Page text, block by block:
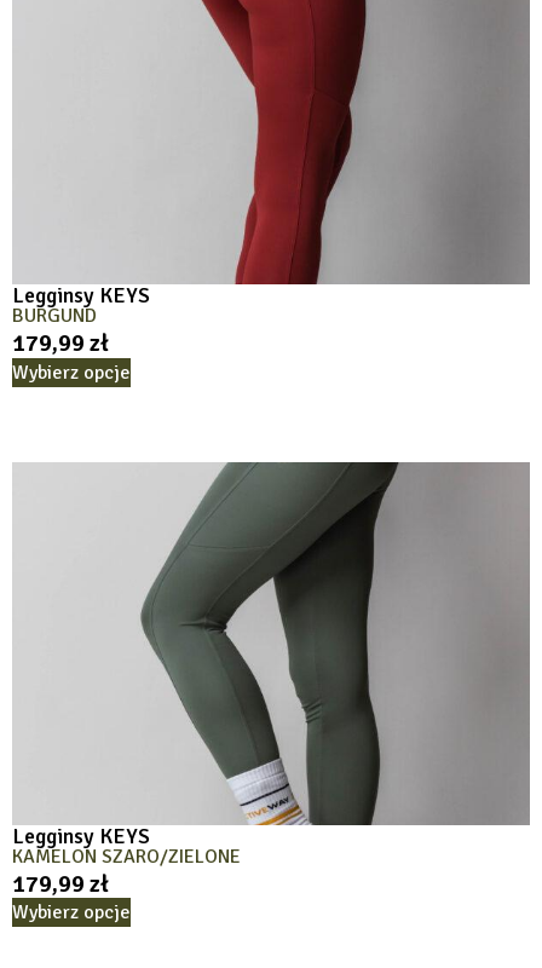
Legginsy KEYS
BURGUND
179,99 zł
Wybierz opcje
Legginsy KEYS
KAMELON SZARO/ZIELONE
179,99 zł
Wybierz opcje